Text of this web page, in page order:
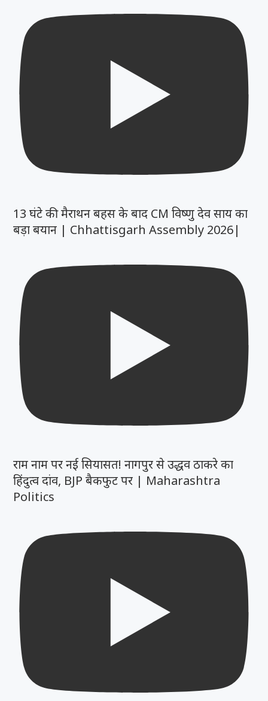
13 घंटे की मैराथन बहस के बाद CM विष्णु देव साय का
बड़ा बयान | Chhattisgarh Assembly 2026|
राम नाम पर नई सियासत! नागपुर से उद्धव ठाकरे का
हिंदुत्व दांव, BJP बैकफुट पर | Maharashtra
Politics